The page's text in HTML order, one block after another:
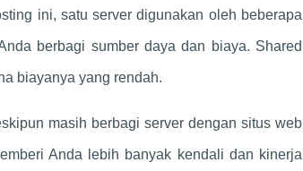
ini, satu server digunakan oleh beberapa
berbagi sumber daya dan biaya. Shared
biayanya yang rendah.
masih berbagi server dengan situs web
Anda lebih banyak kendali dan kinerja